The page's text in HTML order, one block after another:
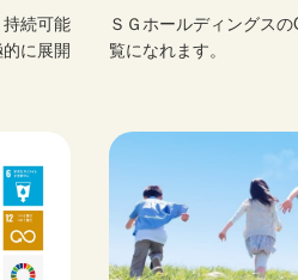
続可能
に展開
ＳＧホールディングス
覧になれます。